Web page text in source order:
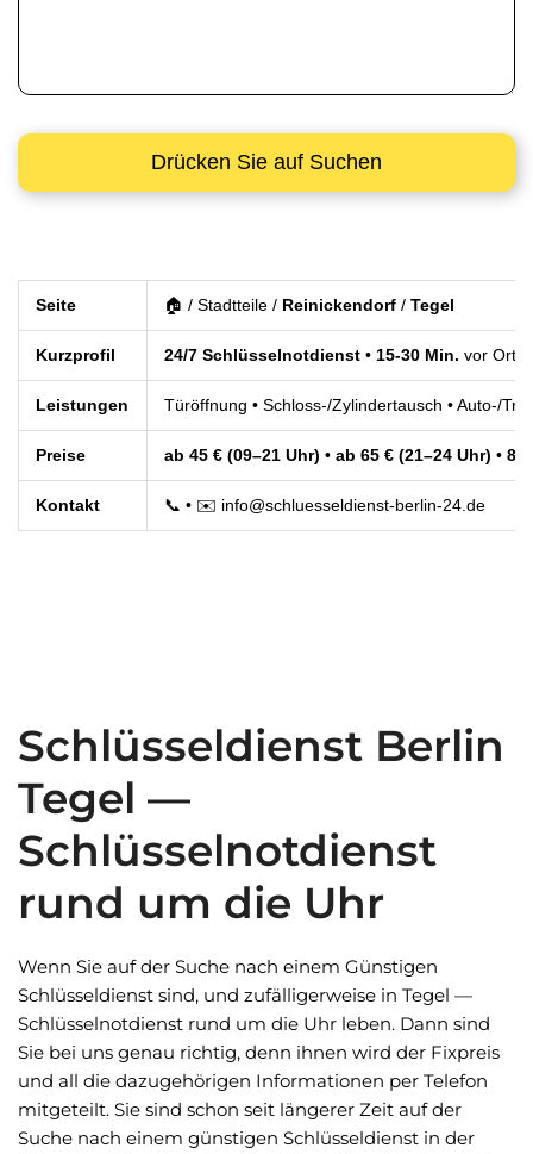
Seite 🏠 / Stadtteile / Reinickendorf /Tegel
Kurzprofil 24/7 Schlüsselnotdienst • 15-30 Min. vor Ort •
Leistungen Türöffnung • Schloss-/Zylindertausch • Auto-/
Preise ab 45 € (09–21 Uhr) •ab 65 € (21–24 Uhr) •85
Kontakt 📞• ✉️ info@schluesseldienst-berlin-24.de
Schlüsseldienst Berlin
Tegel —
Schlüsselnotdienst
rund um die Uhr
Wenn Sie auf der Suche nach einem Günstigen
Schlüsseldienst sind, und zufälligerweise in Tegel —
Schlüsselnotdienst rund um die Uhr leben. Dann sind
Sie bei uns genau richtig, denn ihnen wird der Fixpreis
und all die dazugehörigen Informationen per Telefon
mitgeteilt. Sie sind schon seit längerer Zeit auf der
Suche nach einem günstigen Schlüsseldienst in der